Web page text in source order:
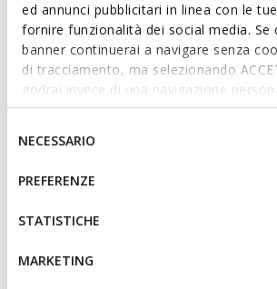
ed annunci pubblicitari in linea con le
fornire funzionalità dei social media. Se
banner continuerai a navigare senza
di tracciamento, ma selezionando
godrai invece di una navigazione
base dei tuoi gusti ed interessi.
IMPOSTAZIONI potrai anche scegliere
altri strumenti di tracciamento
informazioni o per modificare in
tue impostazioni, visita la nostra
consenso
NECESSARIO
PREFERENZE
STATISTICHE
MARKETING
Características
Amortiguación mejorada gracias al
Materiales